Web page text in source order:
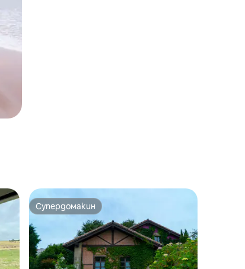
Супердомакин
Супердомакин